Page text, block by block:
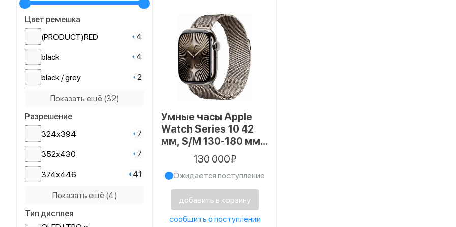
Цвет ремешка
(PRODUCT)RED
4
black 4
black / grey
2
Black Titan/Черный
титан
black/black
Dark Green/Темно-
Показать ещё (32)
Разрешение
324x394
7
352x430 7
374х446 41
396x484
410х502
Показать ещё (4)
Тип дисплея
Умные часы Apple
Watch Series 10 42
мм, S/M 130-180 мм,
Titanium Case
Cellular, Milanese
Loop, Natural
130 000₽
Ожидается поступление
добавить в корзину
сообщить о поступлении